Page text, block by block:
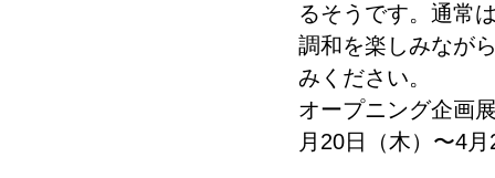
るそうです。通常
調和を楽しみなが
みください。
オープニング企画
月20日（木）〜4